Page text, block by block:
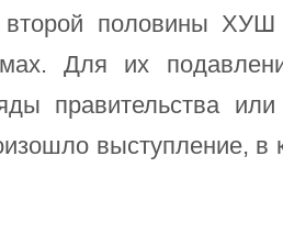
второй половины
Для их
правительства
выступление, в